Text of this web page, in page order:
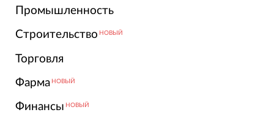
Промышленность
Строительство НОВЫЙ
Торговля
Фарма НОВЫЙ
Финансы НОВЫЙ